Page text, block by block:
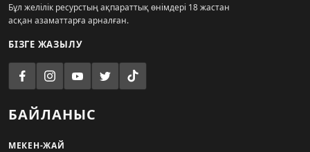
Бұл желілік ресурстың ақпараттық өнімдері 18 жастан
асқан азаматтарға арналған.
БІЗГЕ ЖАЗЫЛУ
БАЙЛАНЫС
МЕКЕН-ЖАЙ